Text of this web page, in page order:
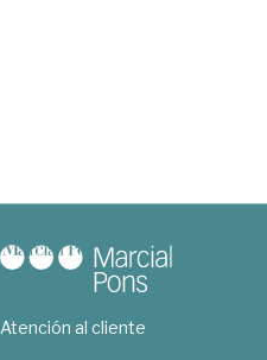
Atención al cliente